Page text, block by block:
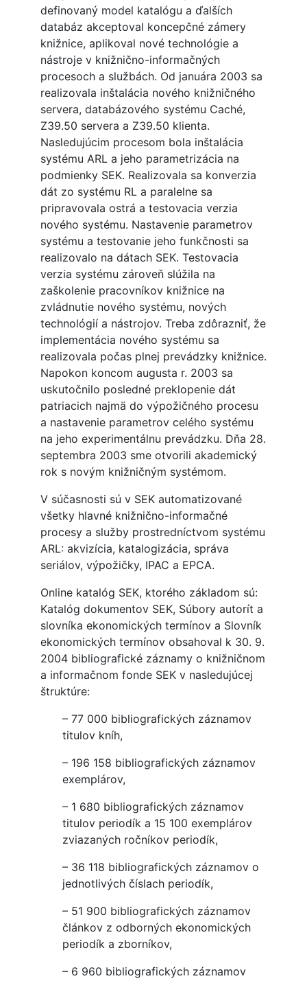
definovaný model katalógu a ďalších
databáz akceptoval koncepčné zámery
knižnice, aplikoval nové technológie a
nástroje v knižnično-informačných
procesoch a službách. Od januára 2003 sa
realizovala inštalácia nového knižničného
servera, databázového systému Caché,
Z39.50 servera a Z39.50 klienta.
Nasledujúcim procesom bola inštalácia
systému ARL a jeho parametrizácia na
podmienky SEK. Realizovala sa konverzia
dát zo systému RL a paralelne sa
pripravovala ostrá a testovacia verzia
nového systému. Nastavenie parametrov
systému a testovanie jeho funkčnosti sa
realizovalo na dátach SEK. Testovacia
verzia systému zároveň slúžila na
zaškolenie pracovníkov knižnice na
zvládnutie nového systému, nových
technológií a nástrojov. Treba zdôrazniť, že
implementácia nového systému sa
realizovala počas plnej prevádzky knižnice.
Napokon koncom augusta r. 2003 sa
uskutočnilo posledné preklopenie dát
patriacich najmä do výpožičného procesu
a nastavenie parametrov celého systému
na jeho experimentálnu prevádzku. Dňa 28.
septembra 2003 sme otvorili akademický
rok s novým knižničným systémom.
V súčasnosti sú v SEK automatizované
všetky hlavné knižnično-informačné
procesy a služby prostredníctvom systému
ARL: akvizícia, katalogizácia, správa
seriálov, výpožičky, IPAC a EPCA.
Online katalóg SEK, ktorého základom sú:
Katalóg dokumentov SEK, Súbory autorít a
slovníka ekonomických termínov a Slovník
ekonomických termínov obsahoval k 30. 9.
2004 bibliografické záznamy o knižničnom
a informačnom fonde SEK v nasledujúcej
štruktúre:
– 77 000 bibliografických záznamov
titulov kníh,
– 196 158 bibliografických záznamov
exemplárov,
– 1 680 bibliografických záznamov
titulov periodík a 15 100 exemplárov
zviazaných ročníkov periodík,
– 36 118 bibliografických záznamov o
jednotlivých číslach periodík,
– 51 900 bibliografických záznamov
článkov z odborných ekonomických
periodík a zborníkov,
– 6 960 bibliografických záznamov